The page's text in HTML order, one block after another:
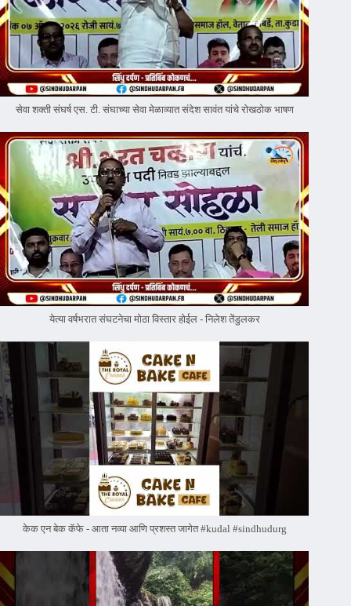
सेवा शक्ती संघर्ष एस. टी. संघाच्या सेवा मेळाव्यात संदेश सावंत यांचे रोखठोक भाषण
येत्या वर्षभरात संघटनेचा मोठा विस्तार होईल - निलेश तेंडुलकर
केक एन बेक कॅफे - आता नव्या आणि प्रशस्त जागेत #kudal #sindhudurg